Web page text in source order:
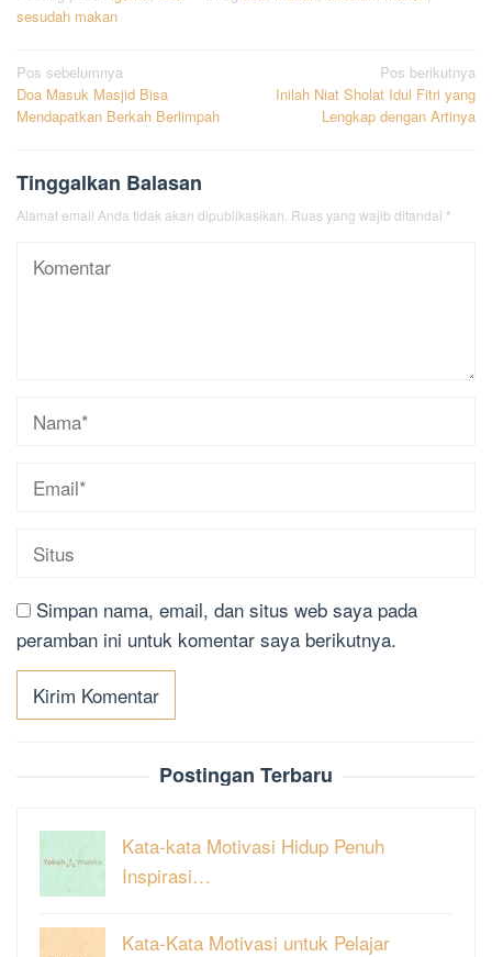
sesudah makan
Navigasi
pos
Pos sebelumnya
Doa Masuk Masjid Bisa
Mendapatkan Berkah Berlimpah
Pos berikutnya
Inilah Niat Sholat Idul Fitri yang
Lengkap dengan Artinya
Tinggalkan Balasan
Alamat email Anda tidak akan dipublikasikan. Ruas yang wajib ditandai *
Simpan nama, email, dan situs web saya pada
peramban ini untuk komentar saya berikutnya.
Postingan Terbaru
Kata-kata Motivasi Hidup Penuh
Inspirasi…
Kata-Kata Motivasi untuk Pelajar